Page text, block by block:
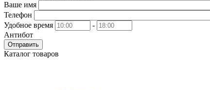
Ваше имя
Телефон
Удобное время
-
Антибот
Отправить
Каталог товаров